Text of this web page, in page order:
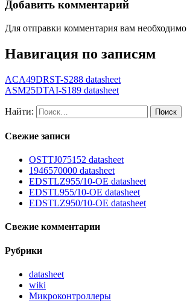
Добавить комментарий
Для отправки комментария вам необходимо
Навигация по записям
ACA49DRST-S288 datasheet
ASM25DTAI-S189 datasheet
Найти:
Свежие записи
OSTTJ075152 datasheet
1946570000 datasheet
EDSTLZ955/10-OE datasheet
EDSTL955/10-OE datasheet
EDSTLZ950/10-OE datasheet
Свежие комментарии
Рубрики
datasheet
wiki
Микроконтроллеры